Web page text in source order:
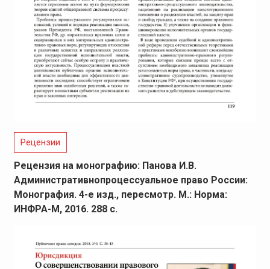
Рецензии
Рецензия на монографию: Панова И.В.
Административнопроцессуальное право России:
Монография. 4-е изд., пересмотр. М.: Норма:
ИНФРА-М, 2016. 288 с.